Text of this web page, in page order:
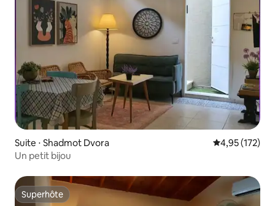
Suite ⋅ Shadmot Dvora Évaluation
4,95 (172)
Un petit bijou
Superhôte
Superhôte